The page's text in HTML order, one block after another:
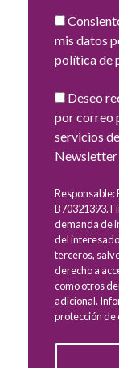
mis datos
política de
Deseo
por correo
servicios
Newsletter
Responsable:
B70321393.
demanda de
del
terceros,
derecho a
como otros
adicional.
protección de